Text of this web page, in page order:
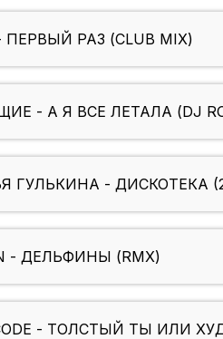
ПЕРВЫЙ РАЗ (CLUB MIX)
- А Я ВСЕ ЛЕТАЛА (DJ
ГУЛЬКИНА - ДИСКОТЕКА
- ДЕЛЬФИНЫ (RMX)
- ТОЛСТЫЙ ТЫ ИЛИ